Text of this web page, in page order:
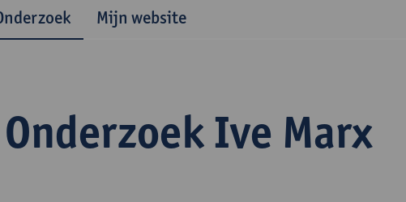
Mijn website
Onderzoek Ive Marx